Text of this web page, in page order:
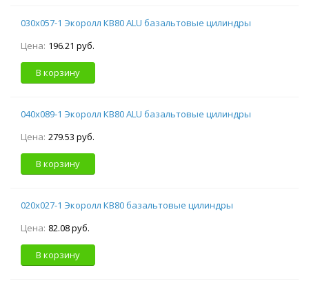
030х057-1 Экоролл КВ80 ALU базальтовые цилиндры
Цена: 196.21 руб.
В корзину
040х089-1 Экоролл КВ80 ALU базальтовые цилиндры
Цена: 279.53 руб.
В корзину
020х027-1 Экоролл КВ80 базальтовые цилиндры
Цена: 82.08 руб.
В корзину